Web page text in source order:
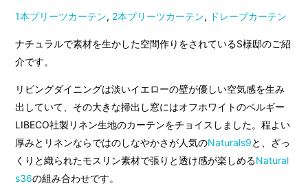
1本プリーツカーテン, 2本プリーツカーテン, ドレープカーテン
ナチュラルで素材を生かした空間作りをされているS様邸のご紹
介です。
リビングダイニングは淡いイエローの壁が優しい空気感を生み
出していて、その大きな掃出し窓にはオフホワイトのベルギー
LIBECO社製リネン生地のカーテンをチョイスしました。程よい
厚みとリネンならではのしなやかさが人気のNaturals9と、ざっ
くりと織られたモスリン素材で張りと透け感が楽しめるNatural
s36の組み合わせです。